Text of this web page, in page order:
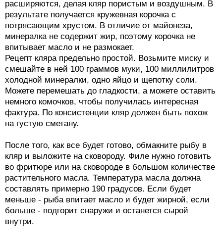
расширяются, делая кляр пористым и воздушным. В
результате получается кружевная корочка с
потрясающим хрустом. В отличие от майонеза,
минералка не содержит жир, поэтому корочка не
впитывает масло и не размокает.
Рецепт кляра предельно простой. Возьмите миску и
смешайте в ней 100 граммов муки, 100 миллилитров
холодной минералки, одно яйцо и щепотку соли.
Можете перемешать до гладкости, а можете оставить
немного комочков, чтобы получилась интересная
фактура. По консистенции кляр должен быть похож
на густую сметану.
После того, как все будет готово, обмакните рыбу в
кляр и выложите на сковороду. Филе нужно готовить
во фритюре или на сковороде в большом количестве
растительного масла. Температура масла должна
составлять примерно 190 градусов. Если будет
меньше - рыба впитает масло и будет жирной, если
больше - подгорит снаружи и останется сырой
внутри.